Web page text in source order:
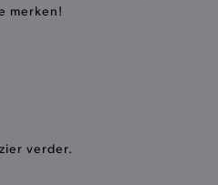
merken!
verder.